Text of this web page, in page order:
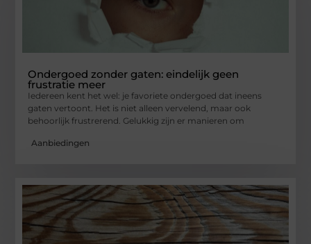
Ondergoed zonder gaten: eindelijk geen
frustratie meer
Iedereen kent het wel: je favoriete ondergoed dat ineens
gaten vertoont. Het is niet alleen vervelend, maar ook
behoorlijk frustrerend. Gelukkig zijn er manieren om
Aanbiedingen